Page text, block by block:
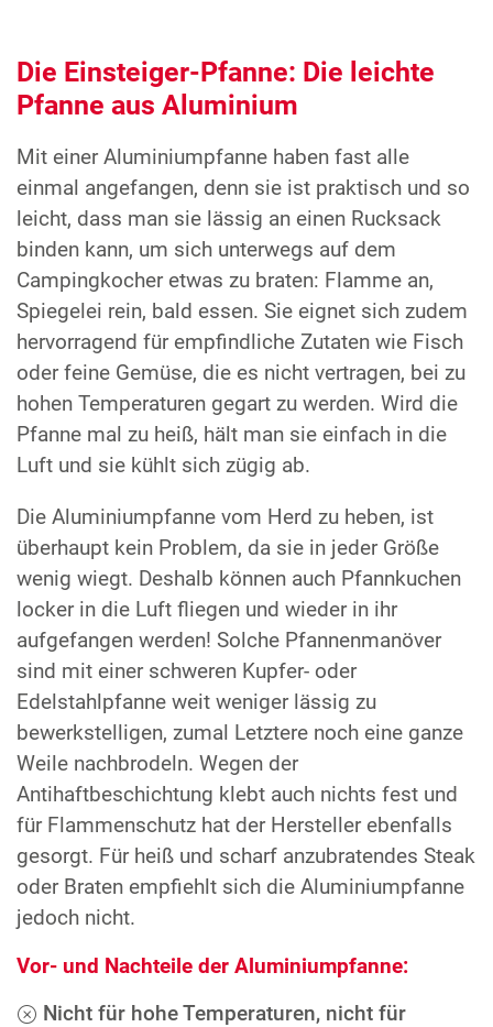
Die Einsteiger-Pfanne: Die leichte
Pfanne aus Aluminium
Mit einer Aluminiumpfanne haben fast alle
einmal angefangen, denn sie ist praktisch und so
leicht, dass man sie lässig an einen Rucksack
binden kann, um sich unterwegs auf dem
Campingkocher etwas zu braten: Flamme an,
Spiegelei rein, bald essen. Sie eignet sich zudem
hervorragend für empfindliche Zutaten wie Fisch
oder feine Gemüse, die es nicht vertragen, bei zu
hohen Temperaturen gegart zu werden. Wird die
Pfanne mal zu heiß, hält man sie einfach in die
Luft und sie kühlt sich zügig ab.
Die Aluminiumpfanne vom Herd zu heben, ist
überhaupt kein Problem, da sie in jeder Größe
wenig wiegt. Deshalb können auch Pfannkuchen
locker in die Luft fliegen und wieder in ihr
aufgefangen werden! Solche Pfannenmanöver
sind mit einer schweren Kupfer- oder
Edelstahlpfanne weit weniger lässig zu
bewerkstelligen, zumal Letztere noch eine ganze
Weile nachbrodeln. Wegen der
Antihaftbeschichtung klebt auch nichts fest und
für Flammenschutz hat der Hersteller ebenfalls
gesorgt. Für heiß und scharf anzubratendes Steak
oder Braten empfiehlt sich die Aluminiumpfanne
jedoch nicht.
Vor- und Nachteile der Aluminiumpfanne:
Nicht für hohe Temperaturen, nicht für